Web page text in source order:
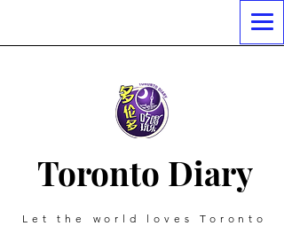
Toronto Diary
Let the world loves Toronto